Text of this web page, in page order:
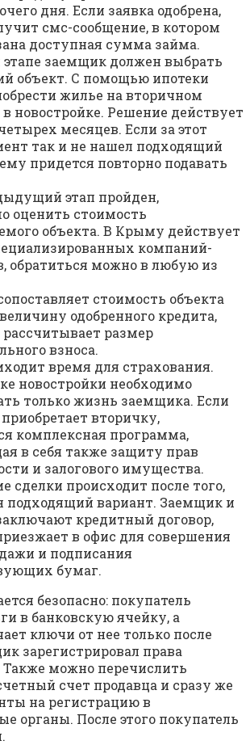
дня. Если заявка одобрена,
смс-сообщение, в котором
доступная сумма займа.
заемщик должен выбрать
объект. С помощью ипотеки
жилье на вторичном
новостройке. Решение действует
месяцев. Если за этот
так и не нашел подходящий
придется повторно подавать
этап пройден,
оценить стоимость
объекта. В Крыму действует
компаний-
обратиться можно в любую из
стоимость объекта
одобренного кредита,
рассчитывает размер
взноса.
время для страхования.
новостройки необходимо
только жизнь заемщика. Если
вторичку,
комплексная программа,
в себя также защиту прав
и залогового имущества.
сделки происходит после того,
подходящий вариант. Заемщик и
кредитный договор,
в офис для совершения
и подписания
бумаг.
безопасно: покупатель
в банковскую ячейку, а
ключи от нее только после
зарегистрировал права
Также можно перечислить
счет продавца и сразу же
на регистрацию в
органы. После этого покупатель